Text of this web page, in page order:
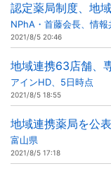
認定薬局制度、地
NPhA・首藤会長、情
2021/8/5 20:46
地域連携63店舗、
アインHD、5日時点
2021/8/5 18:55
地域連携薬局を公
富山県
2021/8/5 17:18